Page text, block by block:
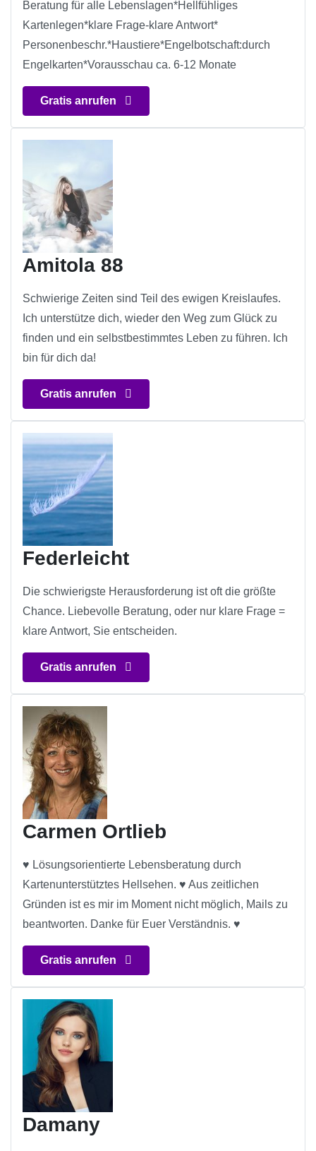
Beratung für alle Lebenslagen*Hellfühliges
Kartenlegen*klare Frage-klare Antwort*
Personenbeschr.*Haustiere*Engelbotschaft:durch
Engelkarten*Vorausschau ca. 6-12 Monate
Gratis anrufen
Amitola 88
Schwierige Zeiten sind Teil des ewigen Kreislaufes.
Ich unterstütze dich, wieder den Weg zum Glück zu
finden und ein selbstbestimmtes Leben zu führen. Ich
bin für dich da!
Gratis anrufen
Federleicht
Die schwierigste Herausforderung ist oft die größte
Chance. Liebevolle Beratung, oder nur klare Frage =
klare Antwort, Sie entscheiden.
Gratis anrufen
Carmen Ortlieb
♥ Lösungsorientierte Lebensberatung durch
Kartenunterstütztes Hellsehen. ♥ Aus zeitlichen
Gründen ist es mir im Moment nicht möglich, Mails zu
beantworten. Danke für Euer Verständnis. ♥
Gratis anrufen
Damany